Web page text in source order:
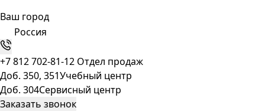
Ваш город
Россия
+7 812 702-81-12 Отдел продаж
Доб. 350, 351Учебный центр
Доб. 304Сервисный центр
Заказать звонок